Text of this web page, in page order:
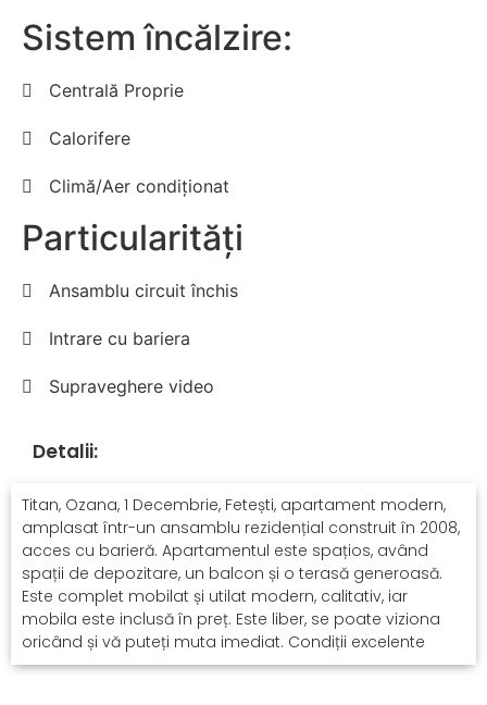
Sistem încălzire:
Centrală Proprie
Calorifere
Climă/Aer condiționat
Particularități
Ansamblu circuit închis
Intrare cu bariera
Supraveghere video
Detalii:
Titan, Ozana, 1 Decembrie, Fetești, apartament modern,
amplasat într-un ansamblu rezidențial construit în 2008,
acces cu barieră. Apartamentul este spațios, având
spații de depozitare, un balcon și o terasă generoasă.
Este complet mobilat și utilat modern, calitativ, iar
mobila este inclusă în preț. Este liber, se poate viziona
oricând și vă puteți muta imediat. Condiții excelente